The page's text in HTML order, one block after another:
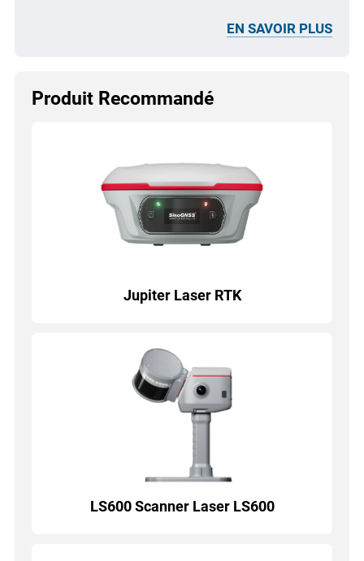
EN SAVOIR PLUS
Produit Recommandé
Jupiter Laser RTK
LS600 Scanner Laser LS600